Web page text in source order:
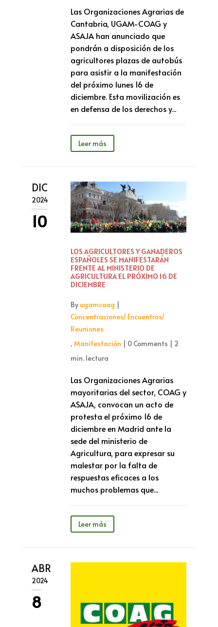
Las Organizaciones Agrarias de
Cantabria, UGAM-COAG y
ASAJA han anunciado que
pondrán a disposición de los
agricultores plazas de autobús
para asistir a la manifestación
del próximo lunes 16 de
diciembre. Esta movilización es
en defensa de los derechos y...
Leer más
DIC
2024
10
LOS AGRICULTORES Y GANADEROS
ESPAÑOLES SE MANIFESTARÁN
FRENTE AL MINISTERIO DE
AGRICULTURA EL PRÓXIMO 16 DE
DICIEMBRE
By ugamcoag |
Concentraciones/ Encuentros/
Reuniones
, Manifestación | 0 Comments | 2
min. lectura
Las Organizaciones Agrarias
mayoritarias del sector, COAG y
ASAJA, convocan un acto de
protesta el próximo 16 de
diciembre en Madrid ante la
sede del ministerio de
Agricultura, para expresar su
malestar por la falta de
respuestas eficaces a los
muchos problemas que...
Leer más
ABR
2024
8